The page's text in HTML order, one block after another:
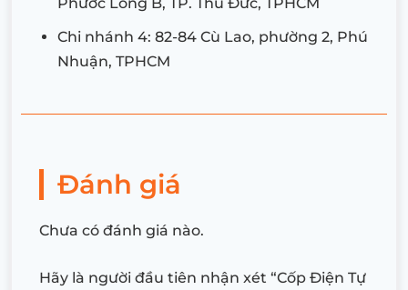
Chi nhánh 4: 82-84 Cù Lao, phường 2, Phú
Nhuận, TPHCM
Đánh giá
Chưa có đánh giá nào.
Hãy là người đầu tiên nhận xét “Cốp Điện Tự